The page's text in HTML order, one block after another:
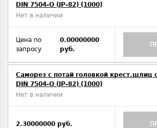
DIN 7504-O (JP-82) (1000)
Нет в наличии
Цена по
запросу
0.00000000
руб.
Саморез с потай головкой крест.шлиц
DIN 7504-O (JP-82) (1000)
Нет в наличии
2.30000000 руб.